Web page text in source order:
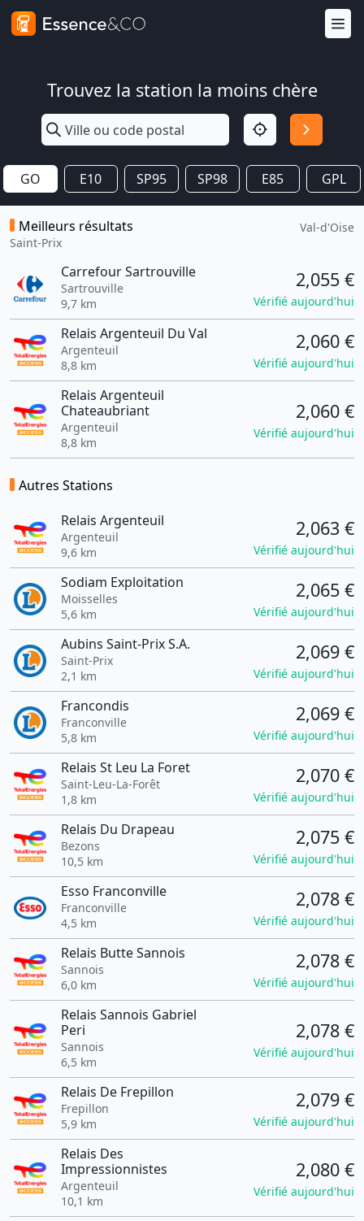
Trouvez la station la moins chère
GO E10 SP95 SP98 E85 GPL
Meilleurs résultats
Saint-Prix
Val-d'Oise
Carrefour Sartrouville
Sartrouville
9,7 km
2,055 €
Vérifié aujourd'hui
Relais Argenteuil Du Val
Argenteuil
8,8 km
2,060 €
Vérifié aujourd'hui
Relais Argenteuil
Chateaubriant
Argenteuil
8,8 km
2,060 €
Vérifié aujourd'hui
Autres Stations
Relais Argenteuil
Argenteuil
9,6 km
2,063 €
Vérifié aujourd'hui
Sodiam Exploitation
Moisselles
5,6 km
2,065 €
Vérifié aujourd'hui
Aubins Saint-Prix S.A.
Saint-Prix
2,1 km
2,069 €
Vérifié aujourd'hui
Francondis
Franconville
5,8 km
2,069 €
Vérifié aujourd'hui
Relais St Leu La Foret
Saint-Leu-La-Forêt
1,8 km
2,070 €
Vérifié aujourd'hui
Relais Du Drapeau
Bezons
10,5 km
2,075 €
Vérifié aujourd'hui
Esso Franconville
Franconville
4,5 km
2,078 €
Vérifié aujourd'hui
Relais Butte Sannois
Sannois
6,0 km
2,078 €
Vérifié aujourd'hui
Relais Sannois Gabriel
Peri
Sannois
6,5 km
2,078 €
Vérifié aujourd'hui
Relais De Frepillon
Frepillon
5,9 km
2,079 €
Vérifié aujourd'hui
Relais Des
Impressionnistes
Argenteuil
10,1 km
2,080 €
Vérifié aujourd'hui